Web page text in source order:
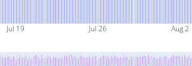
Jul 19 Jul 26 Aug 2